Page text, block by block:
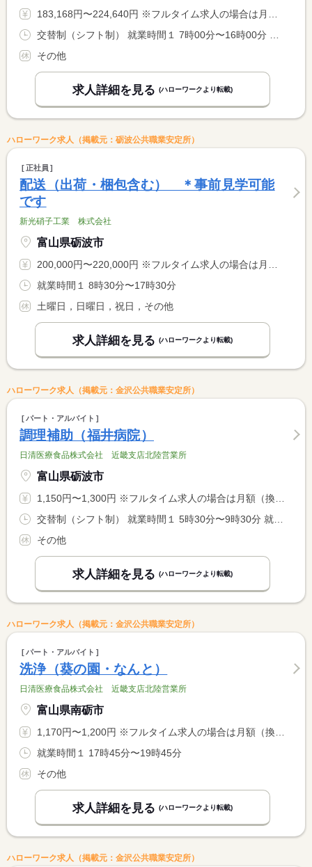
183,168円〜224,640円 ※フルタイム求人の場合は月額（換算額）、パート求人の場合は時間額を表示しています。
その他
求人詳細を見る (ハローワークより転載)
ハローワーク求人（掲載元：砺波公共職業安定所）
正社員
配送（出荷・梱包含む） ＊事前見学可能
です
新光硝子工業 株式会社
富山県砺波市
200,000円〜220,000円 ※フルタイム求人の場合は月額（換算額）、パート求人の場合は時間額を表示しています。
就業時間１ 8時30分〜17時30分
土曜日，日曜日，祝日，その他
求人詳細を見る (ハローワークより転載)
ハローワーク求人（掲載元：金沢公共職業安定所）
パート・アルバイト
調理補助（福井病院）
日清医療食品株式会社 近畿支店北陸営業所
富山県砺波市
1,150円〜1,300円 ※フルタイム求人の場合は月額（換算額）、パート求人の場合は時間額を表示しています。
その他
求人詳細を見る (ハローワークより転載)
ハローワーク求人（掲載元：金沢公共職業安定所）
パート・アルバイト
洗浄（葵の園・なんと）
日清医療食品株式会社 近畿支店北陸営業所
富山県南砺市
1,170円〜1,200円 ※フルタイム求人の場合は月額（換算額）、パート求人の場合は時間額を表示しています。
就業時間１ 17時45分〜19時45分
その他
求人詳細を見る (ハローワークより転載)
ハローワーク求人（掲載元：金沢公共職業安定所）